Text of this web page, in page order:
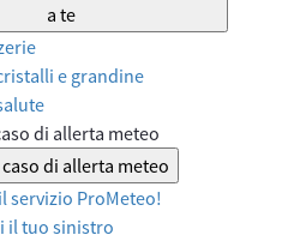
a te
e grandine
di allerta meteo
di allerta meteo
servizio ProMeteo!
il tuo sinistro